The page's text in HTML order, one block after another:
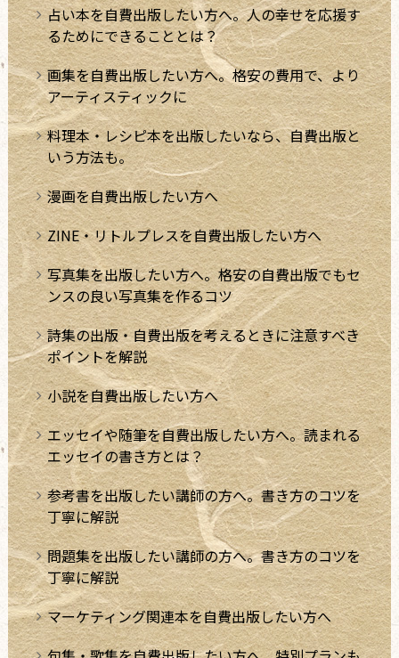
占い本を自費出版したい方へ。人の幸せを応援す
るためにできることとは？
画集を自費出版したい方へ。格安の費用で、より
アーティスティックに
料理本・レシピ本を出版したいなら、自費出版と
いう方法も。
漫画を自費出版したい方へ
ZINE・リトルプレスを自費出版したい方へ
写真集を出版したい方へ。格安の自費出版でもセ
ンスの良い写真集を作るコツ
詩集の出版・自費出版を考えるときに注意すべき
ポイントを解説
小説を自費出版したい方へ
エッセイや随筆を自費出版したい方へ。読まれる
エッセイの書き方とは？
参考書を出版したい講師の方へ。書き方のコツを
丁寧に解説
問題集を出版したい講師の方へ。書き方のコツを
丁寧に解説
マーケティング関連本を自費出版したい方へ